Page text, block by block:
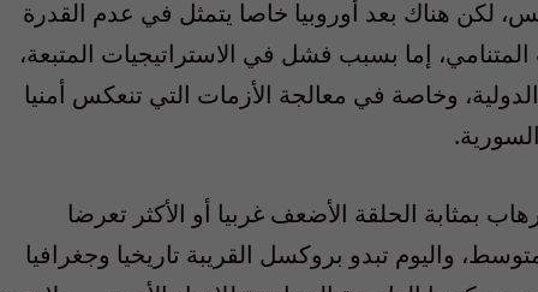
لكن هناك بعد أوروبيا خاصا يتمثل في عدم القدرة
إما بسبب فشل في الاستراتيجيات المتبعة،
وخاصة في معالجة الأزمات التي تنعكس أمنيا
الحلقة الأضعف غربيا أو الأكثر تعرضا
واليوم تبدو بروكسل القريبة تاريخيا وجغرافيا